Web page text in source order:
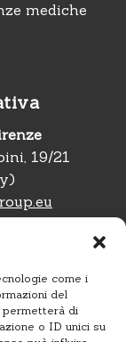
come i
del
permetterà di
o ID unici su
mediche
19/21